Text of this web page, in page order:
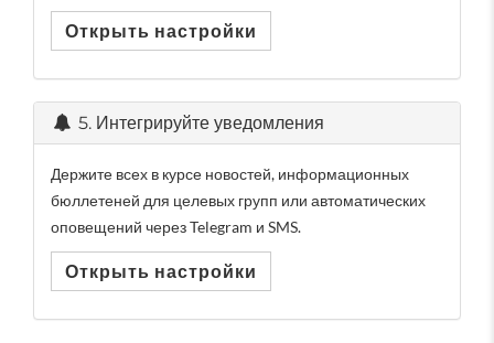
Открыть настройки
5. Интегрируйте уведомления
Держите всех в курсе новостей, информационных
бюллетеней для целевых групп или автоматических
оповещений через Telegram и SMS.
Открыть настройки